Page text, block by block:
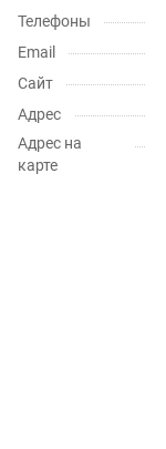
Телефоны
Email
Сайт
Адрес
Адрес на
карте